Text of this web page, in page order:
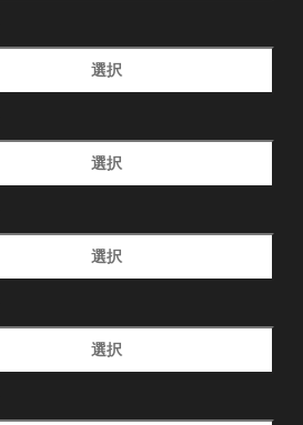
選択
選択
選択
選択